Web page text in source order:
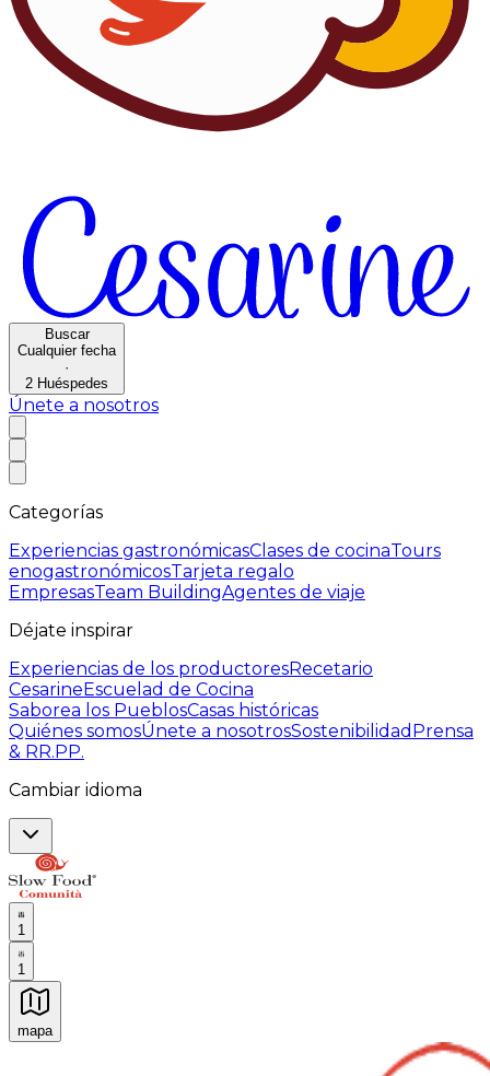
Buscar
Cualquier fecha
·
2 Huéspedes
Únete a nosotros
Categorías
Experiencias gastronómicasClases de cocinaTours
enogastronómicosTarjeta regalo
EmpresasTeam BuildingAgentes de viaje
Déjate inspirar
Experiencias de los productoresRecetario
CesarineEscuelad de Cocina
Saborea los PueblosCasas históricas
Quiénes somosÚnete a nosotrosSostenibilidad Prensa
& RR.PP.
Cambiar idioma
1
1
mapa
Experiencias culinarias inolvidables: Experiencias